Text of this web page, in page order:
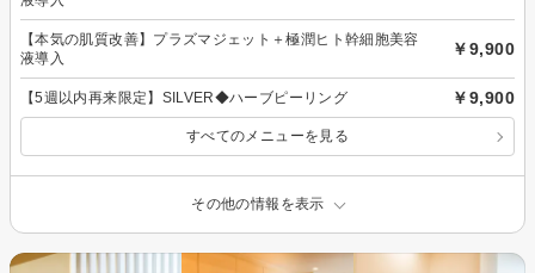
【本気の肌質改善】プラズマジェット＋極潤ヒト幹細胞美容
液導入
￥9,900
【5週以内再来限定】SILVER◆ハーブピーリング ￥9,900
すべてのメニューを見る
その他の情報を表示